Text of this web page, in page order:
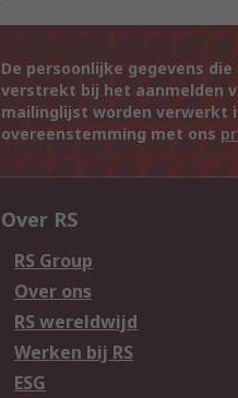
De persoonlijke gegevens die
verstrekt bij het aanmelden
mailinglijst worden verwerkt
overeenstemming met ons
Over RS
RS Group
Over ons
RS wereldwijd
Werken bij RS
ESG